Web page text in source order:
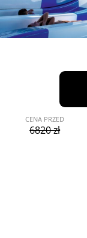
CENA PRZED
6820 zł